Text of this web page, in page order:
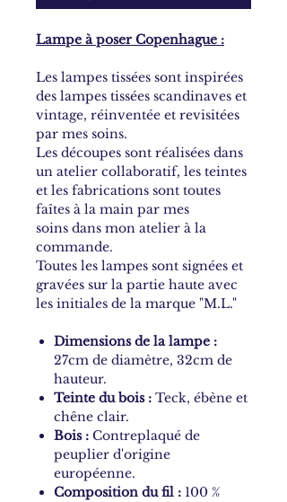
Lampe à poser Copenhague :
Les lampes tissées sont inspirées
des lampes tissées scandinaves et
vintage, réinventée et revisitées
par mes soins.
Les découpes sont réalisées dans
un atelier collaboratif, les teintes
et les fabrications sont toutes
faîtes à la main par mes
soins dans mon atelier à la
commande.
Toutes les lampes sont signées et
gravées sur la partie haute avec
les initiales de la marque "M.L."
Dimensions de la lampe :
27cm de diamètre, 32cm de
hauteur.
Teinte du bois : Teck, ébène et
chêne clair.
Bois : Contreplaqué de
peuplier d'origine
européenne.
Composition du fil : 100 %